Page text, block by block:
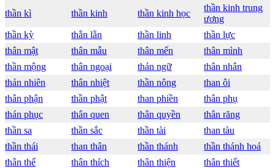
thần kì thần kinh thần kinh học
thần kinh trung
ương
thần kỳ
thằn lằn thần linh
thần lực
thân mật
thân mẫu thân mến
thân mình
thần mộng
thân ngoại thán ngữ
thân nhân
thản nhiên
thân nhiệt thần nông
than ôi
thân phận
thần phật than phiền
thân phụ
thán phục
thân quen thân quyền
thân răng
thần sa
thần sắc thần tài
than tàu
thần thái
than thân thần thánh
thần thánh hoá
thân thể
thân thích thân thiện
thân thiết